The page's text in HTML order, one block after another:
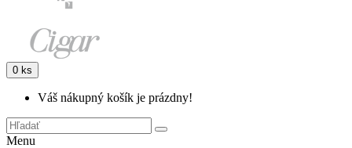
0 ks
Váš nákupný košík je prázdny!
Menu